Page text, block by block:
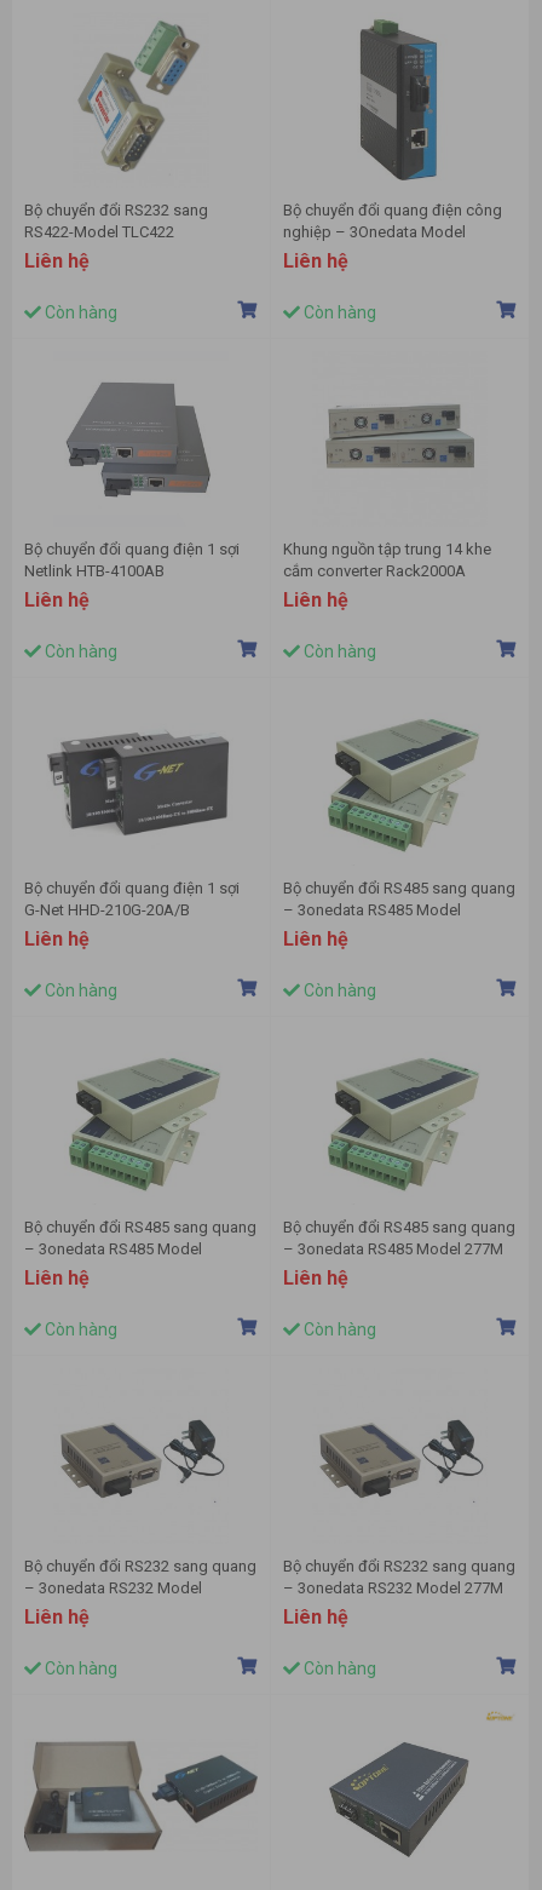
Bộ chuyển đổi RS232 sang
RS422-Model TLC422
Liên hệ
Còn hàng
Bộ chuyển đổi quang điện công
nghiệp – 3Onedata Model
IMC101GT
Liên hệ
Còn hàng
Bộ chuyển đổi quang điện 1 sợi
Netlink HTB-4100AB
Liên hệ
Còn hàng
Khung nguồn tập trung 14 khe
cắm converter Rack2000A
Liên hệ
Còn hàng
Bộ chuyển đổi quang điện 1 sợi
G-Net HHD-210G-20A/B
Liên hệ
Còn hàng
Bộ chuyển đổi RS485 sang quang
– 3onedata RS485 Model
277S/40
Liên hệ
Còn hàng
Bộ chuyển đổi RS485 sang quang
– 3onedata RS485 Model
277S/20
Liên hệ
Còn hàng
Bộ chuyển đổi RS485 sang quang
– 3onedata RS485 Model 277M
Liên hệ
Còn hàng
Bộ chuyển đổi RS232 sang quang
– 3onedata RS232 Model
277S/20
Liên hệ
Còn hàng
Bộ chuyển đổi RS232 sang quang
– 3onedata RS232 Model 277M
Liên hệ
Còn hàng